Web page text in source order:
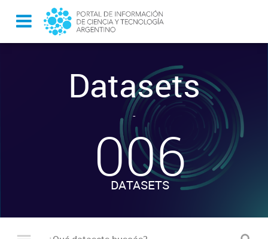
Datasets
-
006
DATASETS